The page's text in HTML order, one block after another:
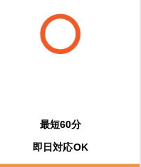
最短60分
即日対応OK